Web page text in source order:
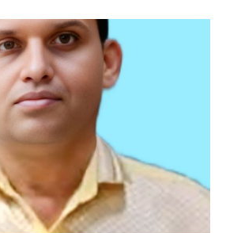
at
s
A
p
p
c
e
b
o
o
k